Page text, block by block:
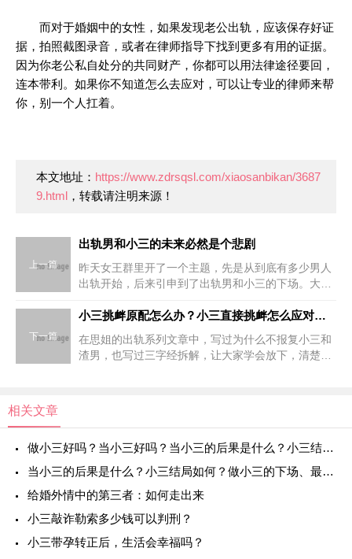
而对于婚姻中的女性，如果发现老公出轨，应该保存好证
据，拍照截图录音，或者在律师指导下找到更多有用的证据。
因为你老公私自处分的共同财产，你都可以用法律途径要回，
连本带利。如果你不知道怎么去应对，可以让专业的律师来帮
你，别一个人扛着。
本文地址： https://www.zdrsqsl.com/xiaosanbikan/3687
9.html ，转载请注明来源！
上一篇
出轨男和小三的未来必然是个悲剧
昨天女王群里开了一个主题，先是从到底有多少男人
出轨开始，后来引申到了出轨男和小三的下场。大家
性。思姐做咨询的时候，跟很多女性朋友说过，出轨
下一篇
小三挑衅原配怎么办？小三直接挑衅怎么应对？小三很嚣张我应该怎么对付她？
在思姐的出轨系列文章中，写过为什么不报复小三和
渣男，也写过三字经拆解，让大家学会放下，清楚指
相关文章
做小三好吗？当小三好吗？当小三的后果是什么？小三结局如何？做小三的下场、最终结局是怎样的？
当小三的后果是什么？小三结局如何？做小三的下场、最终结局是怎样的？
给婚外情中的第三者：如何走出来
小三敲诈勒索多少钱可以判刑？
小三带孕转正后，生活会幸福吗？